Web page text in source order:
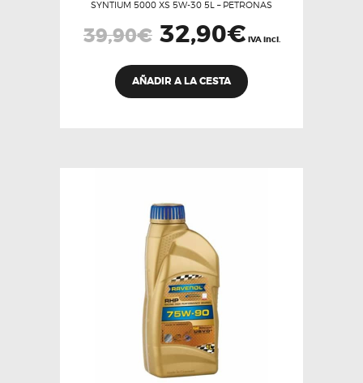
SYNTIUM 5000 XS 5W-30 5L – PETRONAS
39,90€
El
precio
era:
39,90€.
32,90€El
precio
32,90€.
IVA incl.
AÑADIR A LA CESTA